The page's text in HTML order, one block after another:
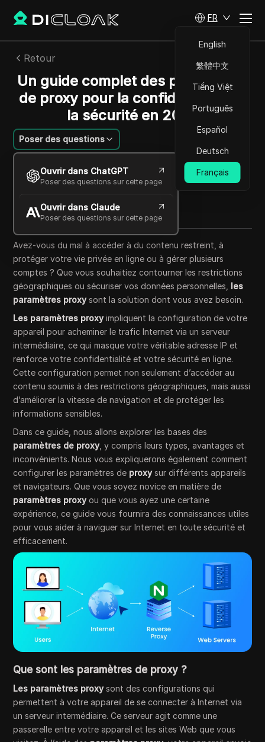
FR
English
繁體中文
Tiếng Việt
Português
Español
Deutsch
Français
Retour
Un guide complet des paramètres
de proxy pour la confidentialité et
la sécurité en 2025
Poser des questions
Ouvrir dans ChatGPT
Poser des questions sur cette page
Ouvrir dans Claude
Poser des questions sur cette page
Alexey Sidorov
27 sept. 2025 6 min de lecture
Copy Link
Avez-vous du mal à accéder à du contenu restreint, à
protéger votre vie privée en ligne ou à gérer plusieurs
comptes ? Que vous souhaitiez contourner les restrictions
géographiques ou sécuriser vos données personnelles, les
paramètres proxysont la solution dont vous avez besoin.
Les paramètres proxyimpliquent la configuration de votre
appareil pour acheminer le trafic Internet via un serveur
intermédiaire, ce qui masque votre véritable adresse IP et
renforce votre confidentialité et votre sécurité en ligne.
Cette configuration permet non seulement d’accéder au
contenu soumis à des restrictions géographiques, mais aussi
d’améliorer la vitesse de navigation et de protéger les
informations sensibles.
Dans ce guide, nous allons explorer les bases des
paramètres de proxy, y compris leurs types, avantages et
inconvénients. Nous vous expliquerons également comment
configurer les paramètres de proxysur différents appareils
et navigateurs. Que vous soyez novice en matière de
paramètres proxyou que vous ayez une certaine
expérience, ce guide vous fournira des connaissances utiles
pour vous aider à naviguer sur Internet en toute sécurité et
efficacement.
Que sont les paramètres de proxy ?
Les paramètres proxysont des configurations qui
permettent à votre appareil de se connecter à Internet via
un serveur intermédiaire. Ce serveur agit comme une
passerelle entre votre appareil et les sites Web que vous